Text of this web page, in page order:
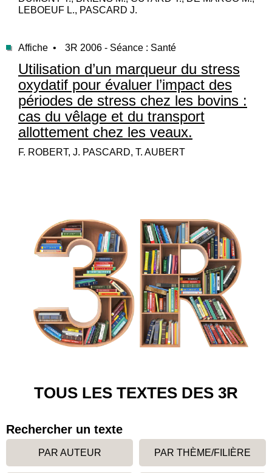
LEBOEUF L., PASCARD J.
Affiche • 3R 2006 - Séance : Santé
Utilisation d’un marqueur du stress
oxydatif pour évaluer l’impact des
périodes de stress chez les bovins :
cas du vêlage et du transport
allottement chez les veaux.
F. ROBERT, J. PASCARD, T. AUBERT
TOUS LES TEXTES DES 3R
Rechercher un texte
PAR AUTEUR PAR THÈME/FILIÈRE